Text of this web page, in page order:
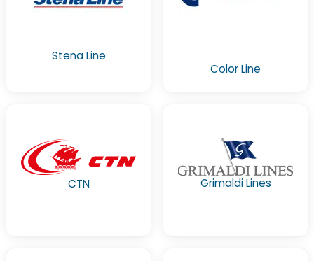
Stena Line
Color Line
CTN Grimaldi Lines